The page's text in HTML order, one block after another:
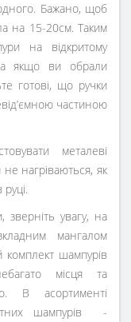
Бажано, щоб
на 15-20см. Таким
на відкритому
якщо ви обрали
готові, що ручки
частиною
металеві
нагріваються, як
увагу, на
мангалом
комплект шампурів
місця та
В асортименті
шампурів -